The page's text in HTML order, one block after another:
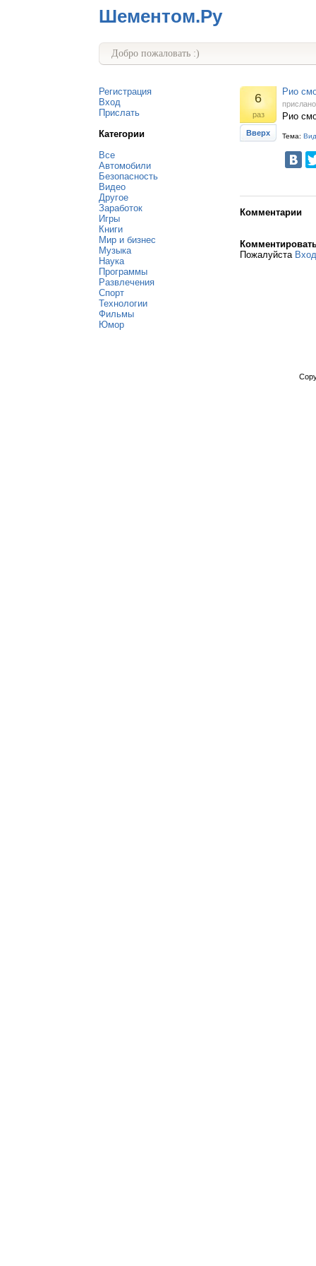
Шементом.Ру
Добро пожаловать :)
Регистрация
Вход
Прислать
Категории
Все
Автомобили
Безопасность
Видео
Другое
Заработок
Игры
Книги
Мир и бизнес
Музыка
Наука
Программы
Развлечения
Спорт
Технологии
Фильмы
Юмор
6
раз
Вверх
Рио
Рио
Тема:
Комментарии
Пожалуйста Вход